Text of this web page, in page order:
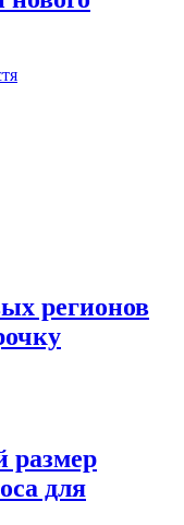
регионов
размер
для